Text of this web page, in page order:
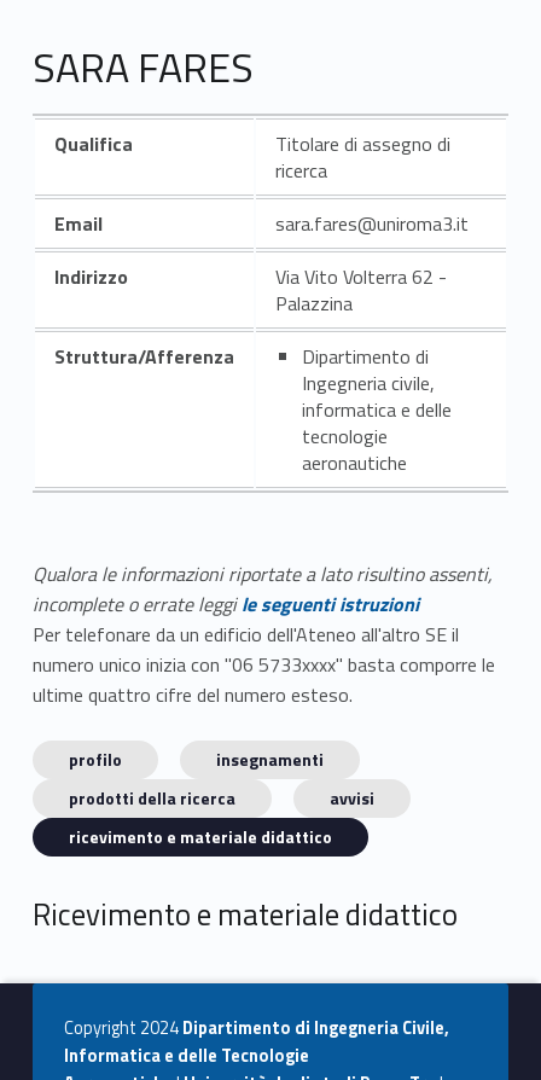
SARA FARES
Qualifica
Titolare di assegno di
ricerca
Email
sara.fares@uniroma3.it
Indirizzo
Via Vito Volterra 62 -
Palazzina
Struttura/Afferenza
Dipartimento di
Ingegneria civile,
informatica e delle
tecnologie
aeronautiche
Qualora le informazioni riportate a lato risultino assenti,
incomplete o errate leggile seguenti istruzioni
Per telefonare da un edificio dell'Ateneo all'altro SE il
numero unico inizia con "06 5733xxxx" basta comporre le
ultime quattro cifre del numero esteso.
profilo
insegnamenti
prodotti della ricerca
avvisi
ricevimento e materiale didattico
Ricevimento e materiale didattico
Copyright 2024Dipartimento di Ingegneria Civile,
Informatica e delle Tecnologie